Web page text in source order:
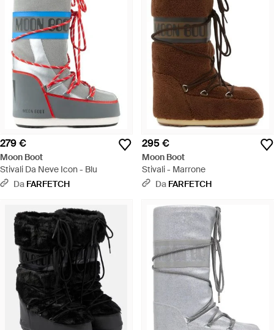
279 €
Moon Boot
Stivali Da Neve Icon - Blu
Da FARFETCH
295 €
Moon Boot
Stivali - Marrone
Da FARFETCH